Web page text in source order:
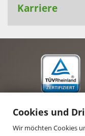
Cookies und
Wir möchten Cookies
Karriere